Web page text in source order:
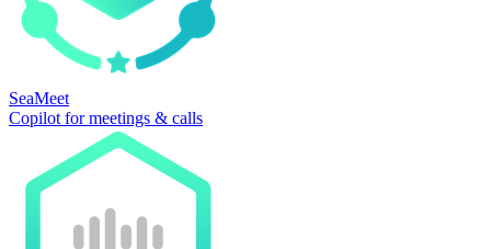
SeaMeet
Copilot for meetings & calls